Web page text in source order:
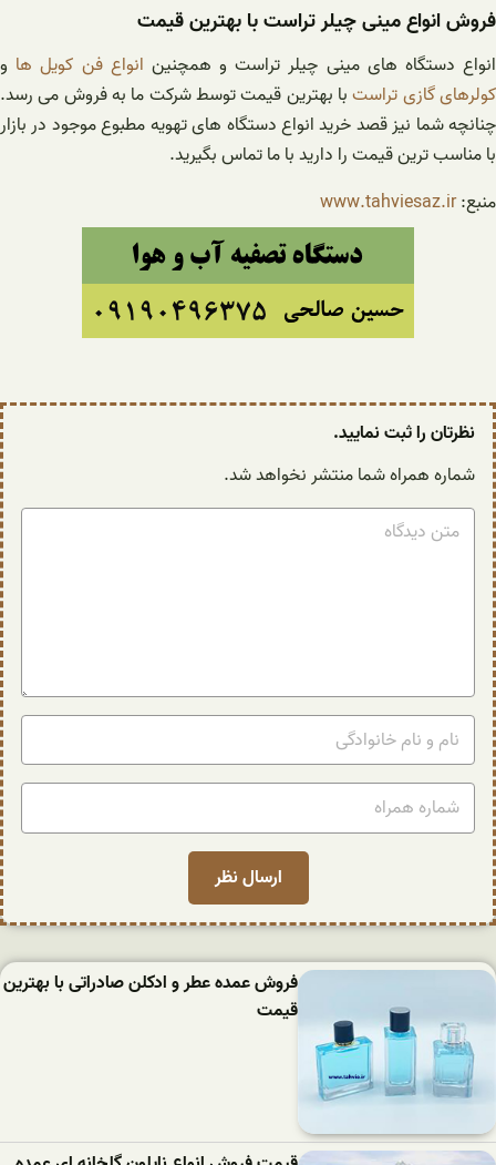
فروش انواع مینی چیلر تراست با بهترین قیمت
انواع دستگاه های مینی چیلر تراست و همچنین انواع فن کویل ها و
کولرهای گازی تراستبا بهترین قیمت توسط شرکت ما به فروش می رسد.
چنانچه شما نیز قصد خرید انواع دستگاه های تهویه مطبوع موجود در بازار
با مناسب ترین قیمت را دارید با ما تماس بگیرید.
منبع:www.tahviesaz.ir
نظرتان را ثبت نمایید.
شماره همراه شما منتشر نخواهد شد.
فروش عمده عطر و ادکلن صادراتی با بهترین
قیمت